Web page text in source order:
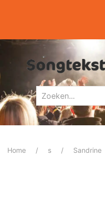
Home s Sandrine